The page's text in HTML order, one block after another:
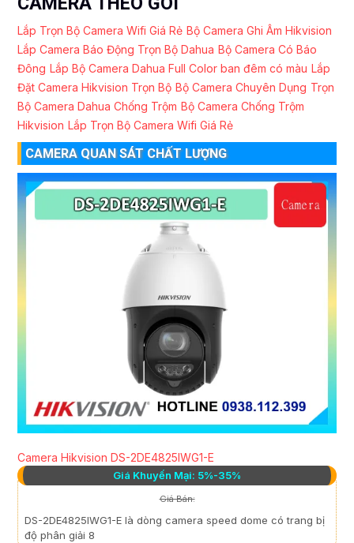
Lắp Trọn Bộ Camera Wifi Giá Rẻ Bộ Camera Ghi Âm Hikvision
Lắp Camera Báo Động Trọn Bộ Dahua Bộ Camera Có Báo
Đông Lắp Bộ Camera Dahua Full Color ban đêm có màu Lắp
Đặt Camera Hikvision Trọn Bộ Bộ Camera Chuyên Dụng Trọn
Bộ Camera Dahua Chống Trộm Bộ Camera Chống Trộm
Hikvision Lắp Trọn Bộ Camera Wifi Giá Rẻ
CAMERA QUAN SÁT CHẤT LƯỢNG
Camera Hikvision DS-2DE4825IWG1-E
Giá Khuyến Mại: 5%-35%
Giá Bán:
DS-2DE4825IWG1-E là dòng camera speed dome có trang bị
độ phân giải 8